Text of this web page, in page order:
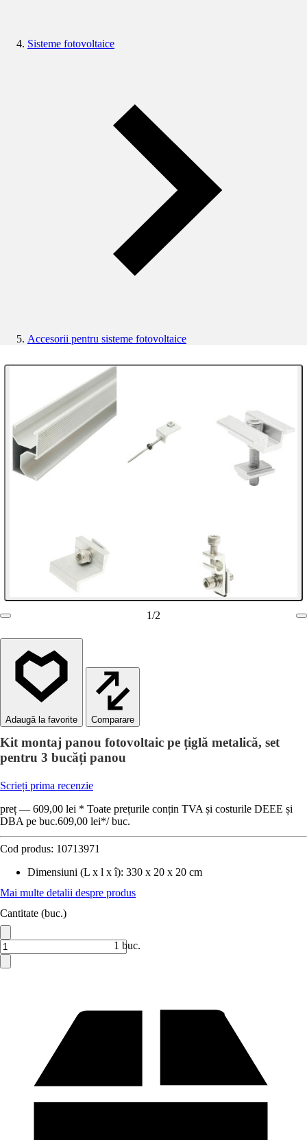
Sisteme fotovoltaice
Accesorii pentru sisteme fotovoltaice
1/2
Comparare
Kit montaj panou fotovoltaic pe țiglă metalică, set
pentru 3 bucăți panou
Scrieți prima recenzie
preț — 609,00 lei * Toate prețurile conțin TVA și costurile DEEE și
DBA pe buc.609,00 lei*/ buc.
Cod produs: 10713971
Dimensiuni (L x l x î): 330 x 20 x 20 cm
Mai multe detalii despre produs
Cantitate (buc.)
1 buc.